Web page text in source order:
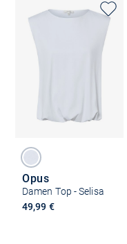
Opus
Damen Top - Selisa
49,99 €